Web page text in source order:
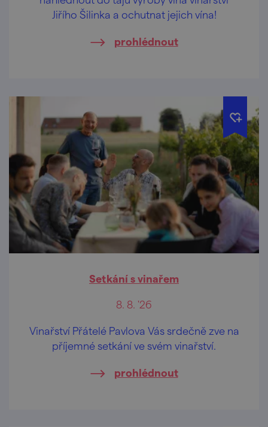
Jiřího Šilinka a ochutnat jejich vína!
prohlédnout
Setkání s vinařem
8. 8. '26
Vinařství Přátelé Pavlova Vás srdečně zve na
příjemné setkání ve svém vinařství.
prohlédnout